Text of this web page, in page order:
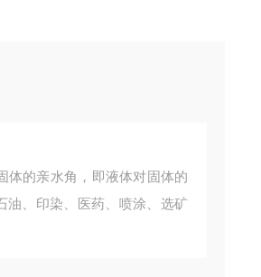
油、印染、医药、喷涂、选矿